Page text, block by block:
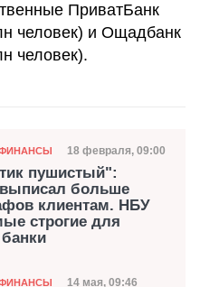
ПриватБанк
человек) и Ощадбанк
человек).
Дата публикации
18 февраля, 09:00
пушистый":
больше
клиентам. НБУ
строгие для
14 мая, 09:46